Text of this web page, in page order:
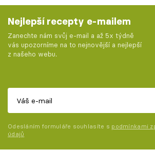
Nejlepší recepty e-mailem
Zanechte nám svůj e-mail a až 5x týdně
vás upozorníme na to nejnovější a nejlepší
z našeho webu.
Odesláním formuláře souhlasíte s podmínkami
údajů